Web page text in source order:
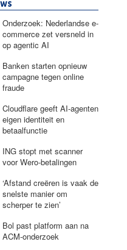
Onderzoek: Nederlandse e-
commerce zet versneld in
op agentic AI
Banken starten opnieuw
campagne tegen online
fraude
Cloudflare geeft AI-agenten
eigen identiteit en
betaalfunctie
ING stopt met scanner
voor Wero-betalingen
‘Afstand creëren is vaak de
snelste manier om
scherper te zien’
Bol past platform aan na
ACM-onderzoek